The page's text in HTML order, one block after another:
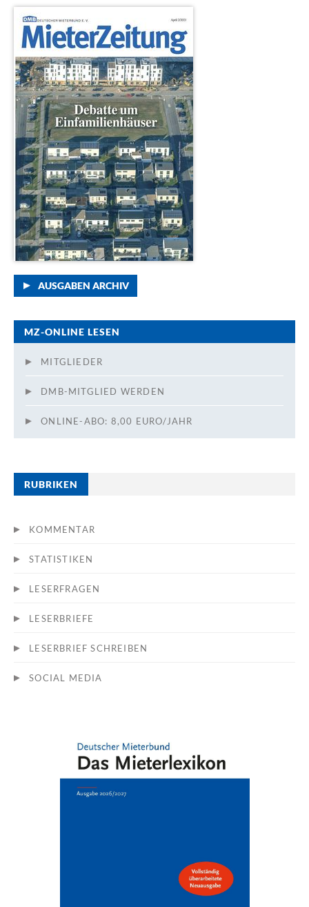
AUSGABEN ARCHIV
MZ-ONLINE LESEN
MITGLIEDER
DMB-MITGLIED WERDEN
ONLINE-ABO: 8,00 EURO/JAHR
RUBRIKEN
KOMMENTAR
STATISTIKEN
LESERFRAGEN
LESERBRIEFE
LESERBRIEF SCHREIBEN
SOCIAL MEDIA